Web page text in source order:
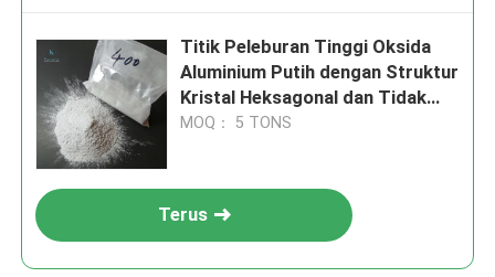
Titik Peleburan Tinggi Oksida
Aluminium Putih dengan Struktur
Kristal Heksagonal dan Tidak
Larut dalam Air
MOQ： 5 TONS
Terus